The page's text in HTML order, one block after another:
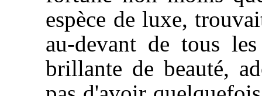
espèce de luxe,
au-devant de tous
brillante de beauté,